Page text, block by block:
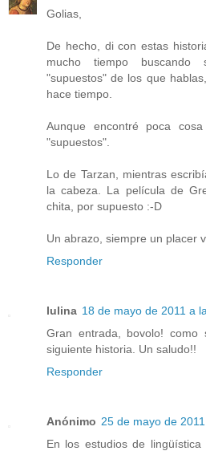
Golias,
De hecho, di con estas
mucho tiempo buscando
"supuestos" de los que
hace tiempo.
Aunque encontré poca
"supuestos".
Lo de Tarzan, mientras
la cabeza. La película de
chita, por supuesto :-D
Un abrazo, siempre un placer
Responder
lulina 18 de mayo de 2011 a
Gran entrada, bovolo! como
siguiente historia. Un saludo!!
Responder
Anónimo 25 de mayo de
En los estudios de